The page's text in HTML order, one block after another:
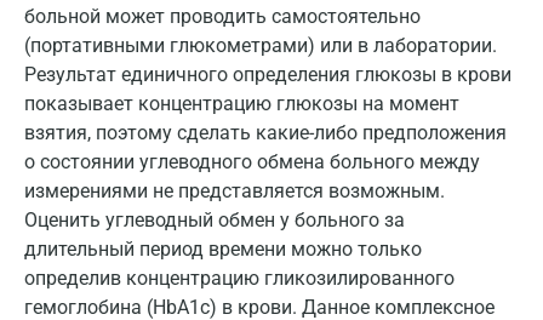
больной может проводить самостоятельно
(портативными глюкометрами) или в лаборатории.
Результат единичного определения глюкозы в крови
показывает концентрацию глюкозы на момент
взятия, поэтому сделать какие-либо предположения
о состоянии углеводного обмена больного между
измерениями не представляется возможным.
Оценить углеводный обмен у больного за
длительный период времени можно только
определив концентрацию гликозилированного
гемоглобина (HbA1c) в крови. Данное комплексное
Истра
Йошкар-Ола
Калининград
Калуга
Ковров
Коломна